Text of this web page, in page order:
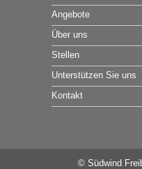
Angebote
Über uns
Stellen
Unterstützen Sie uns
Kontakt
© Südwind